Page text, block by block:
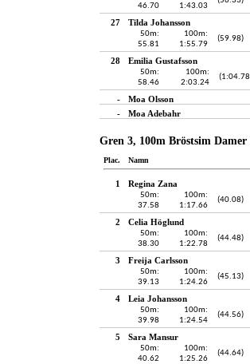
46.70 1:43.03
27 Tilda Johansson
50m:
55.81
100m:
1:55.79
(59.98)
28 Emilia Gustafsson
50m:
58.46
100m:
2:03.24
- Moa Olsson
-
Moa Adebahr
Gren 3, 100m Bröstsim
Plac. Namn
1 Regina Zana
50m:
37.58
100m:
1:17.66
(40.08)
2 Celia Höglund
50m:
38.30
100m:
1:22.78
(44.48)
3 Freija Carlsson
50m:
39.13
100m:
1:24.26
(45.13)
4 Leia Johansson
50m:
39.98
100m:
1:24.54
(44.56)
5 Sara Mansur
50m:
40.62
100m:
1:25.26
(44.64)